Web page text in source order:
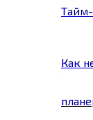
Как